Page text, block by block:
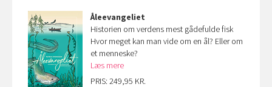
Åleevangeliet
Historien om verdens mest gådefulde fisk
Hvor meget kan man vide om en ål? Eller om
et menneske?
Læs mere
PRIS: 249,95 KR.